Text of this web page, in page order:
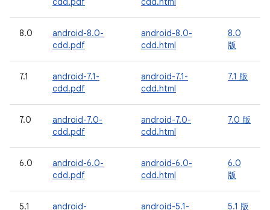
8.0
android-8.0-
cdd.pdf
android-8.0-
cdd.html
8.0
版
7.1
android-7.1-
cdd.pdf
android-7.1-
cdd.html
7.1 版
7.0
android-7.0-
cdd.pdf
android-7.0-
cdd.html
7.0 版
6.0
android-6.0-
cdd.pdf
android-6.0-
cdd.html
6.0
版
5.1
android-
android-5.1-
5.1 版